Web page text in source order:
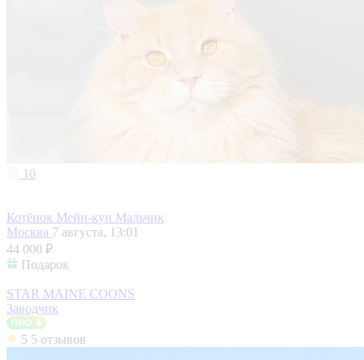
10
Котёнок Мейн-кун Мальчик
Москва 7 августа, 13:01
44 000 ₽
Подарок
STAR MAINE COONS
Заводчик
5 5 отзывов